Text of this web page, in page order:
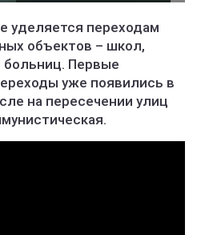
уделяется переходам
объектов – школ,
больниц. Первые
уже появились в
на пересечении улиц